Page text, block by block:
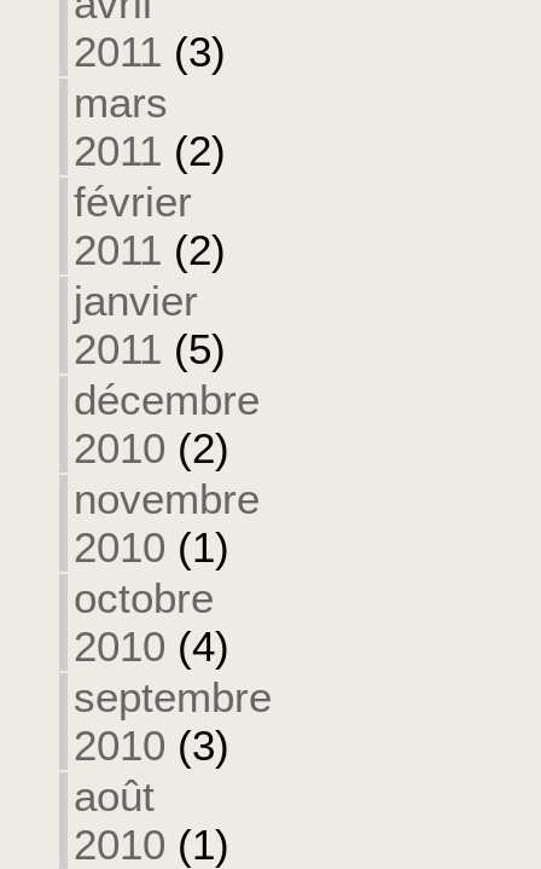
2011 (3)
mars
2011 (2)
février
2011 (2)
janvier
2011 (5)
décembre
2010 (2)
novembre
2010 (1)
octobre
2010 (4)
septembre
2010 (3)
août
2010 (1)